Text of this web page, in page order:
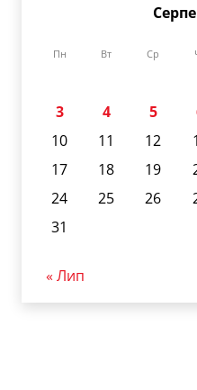
Пн Вт Ср
3
4 5
10
11 12
17
18 19
24
25 26
31
« Лип